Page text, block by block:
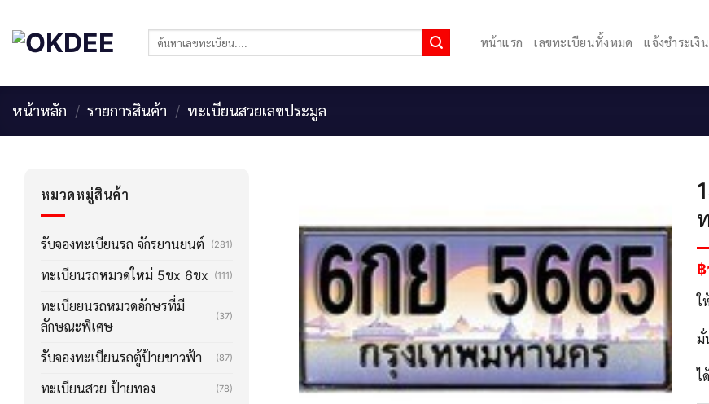
content
ค้นหา: หน้าแรก เลขทะเบียนทั้งหมด แจ้งชำระเงิน
หน้าหลัก / รายการสินค้า / ทะเบียนสวยเลขประมูล
หมวดหมู่สินค้า
รับจองทะเบียนรถ จักรยานยนต์ (281)
ทะเบียนรถหมวดใหม่ 5ขx 6ขx (111)
ทะเบียยนรถหมวดอักษรที่มี
ลักษณะพิเศษ
(37)
รับจองทะเบียนรถตู้ป้ายขาวฟ้า (87)
ทะเบียนสวย ป้ายทอง (78)
฿
ใ
มั่
ไ